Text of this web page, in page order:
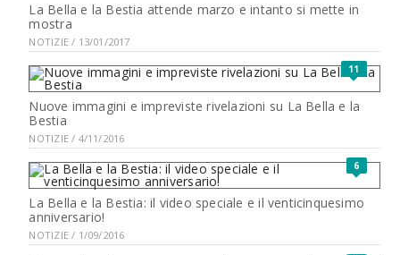
La Bella e la Bestia attende marzo e intanto si mette in
mostra
NOTIZIE / 13/01/2017
11
Nuove immagini e impreviste rivelazioni su La Bella e la
Bestia
NOTIZIE / 4/11/2016
6
La Bella e la Bestia: il video speciale e il venticinquesimo
anniversario!
NOTIZIE / 1/09/2016